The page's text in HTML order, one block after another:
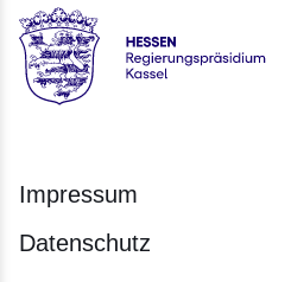
Hessen - Regierungspräsidium
Impressum
Datenschutz